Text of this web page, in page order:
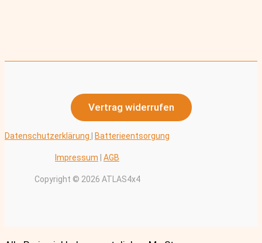
Vertrag widerrufen
Datenschutzerklärung Batterieentsorgung
Impressum AGB
Copyright © 2026 ATLAS4x4